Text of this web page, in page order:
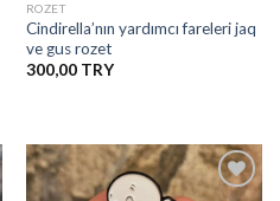
ROZET
Cindirella’nın yardımcı fareleri jaq
ve gus rozet
300,00